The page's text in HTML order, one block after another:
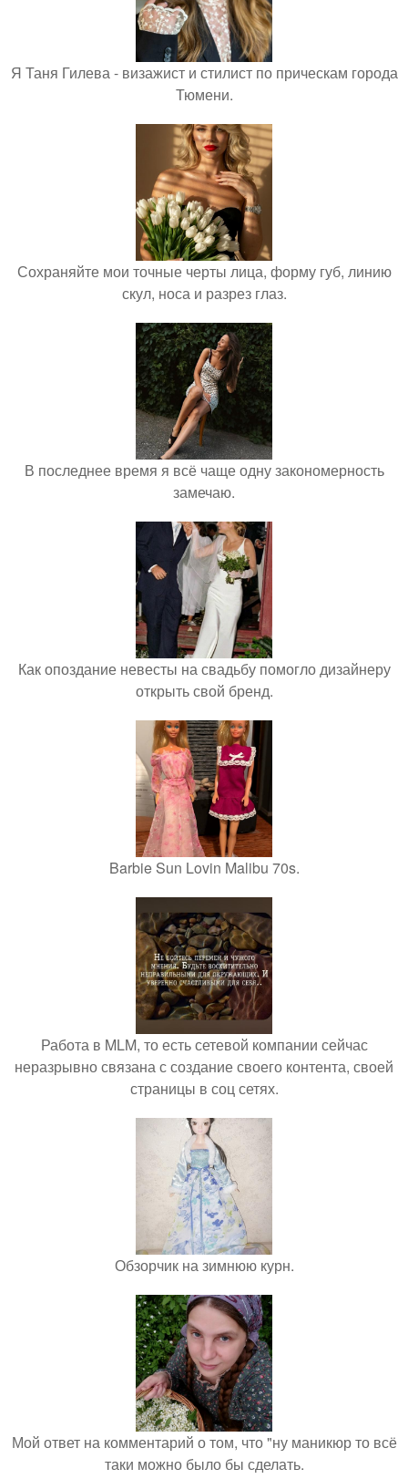
Я Таня Гилева - визажист и стилист по прическам города
Тюмени.
Сохраняйте мои точные черты лица, форму губ, линию
скул, носа и разрез глаз.
В последнее время я всё чаще одну закономерность
замечаю.
Как опоздание невесты на свадьбу помогло дизайнеру
открыть свой бренд.
Barbie Sun Lovin Malibu 70s.
Работа в MLM, то есть сетевой компании сейчас
неразрывно связана с создание своего контента, своей
страницы в соц сетях.
Обзорчик на зимнюю курн.
Мой ответ на комментарий о том, что "ну маникюр то всё
таки можно было бы сделать.